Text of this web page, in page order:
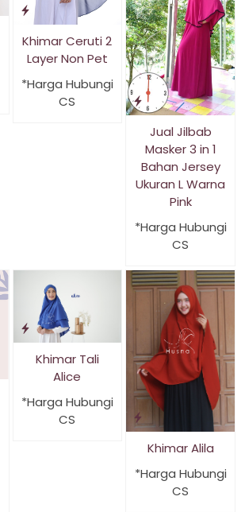
Khimar Ceruti 2
Layer Non Pet
*Harga Hubungi
CS
Jual Jilbab
Masker 3 in 1
Bahan Jersey
Ukuran L Warna
Pink
*Harga Hubungi
CS
Khimar Tali
Alice
*Harga Hubungi
CS
Khimar Alila
*Harga Hubungi
CS